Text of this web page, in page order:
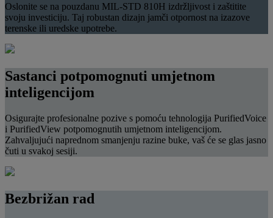
Oslonite se na pouzdanu MIL-STD 810H izdržljivost i zaštitite
svoju investiciju. Taj robustan dizajn jamči otpornost na izazove
terenske ili uredske upotrebe.
Sastanci potpomognuti umjetnom
inteligencijom
Osigurajte profesionalne pozive s pomoću tehnologija PurifiedVoice
i PurifiedView potpomognutih umjetnom inteligencijom.
Zahvaljujući naprednom smanjenju razine buke, vaš će se glas jasno
čuti u svakoj sesiji.
Bezbrižan rad